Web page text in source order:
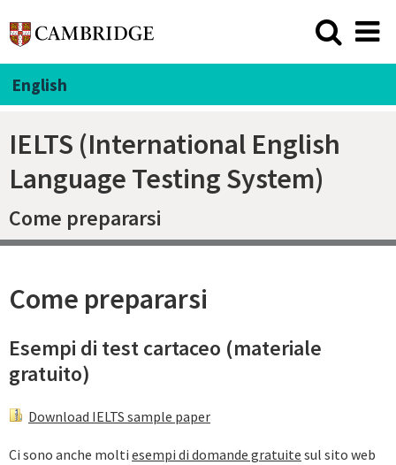
English
IELTS (International English
Language Testing System)
Come prepararsi
Come prepararsi
Esempi di test cartaceo (materiale
gratuito)
Download IELTS sample paper
Ci sono anche molti esempi di domande gratuite sul sito web